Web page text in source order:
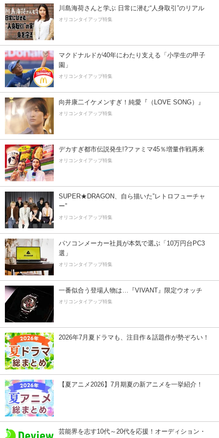
川島海荷さんと学ぶ 日常に潜む“人身取引”のリアル
オリコンタイアップ特集
マクドナルドが40年にわたり支える「小学生の甲子
園」
オリコンタイアップ特集
向井康二イケメンすぎ！純愛『（LOVE SONG）』
オリコンタイアップ特集
デカすぎ都市伝説発生!?ファミマ45％増量作戦再来
オリコンタイアップ特集
SUPER★DRAGON、自ら描いた”レトロフューチャ
ー”
オリコンタイアップ特集
パソコンメーカー社員が本気で選ぶ「10万円台PC3
選」
オリコンタイアップ特集
一番似合う登場人物は…『VIVANT』限定ウオッチ
オリコンタイアップ特集
2026年7月夏ドラマも、注目作＆話題作が勢ぞろい！
【夏アニメ2026】7月期夏の新アニメを一挙紹介！
芸能界を志す10代～20代を応援！オーディション・